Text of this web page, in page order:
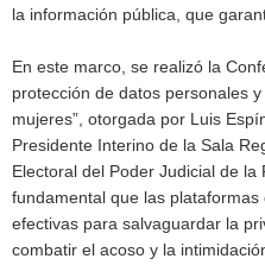
la información pública, que
En este marco, se realizó la
protección de datos personales
mujeres”, otorgada por Luis
Presidente Interino de la Sala
Electoral del Poder Judicial de
fundamental que las
efectivas para salvaguardar la
combatir el acoso y la